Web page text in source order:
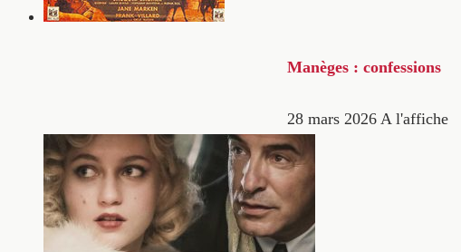
Manèges : confessions
28 mars 2026 A l'affiche